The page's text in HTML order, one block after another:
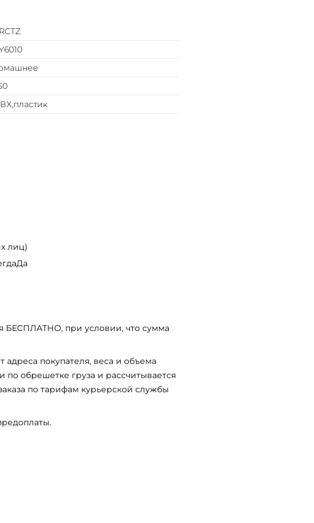
лиц)
БЕСПЛАТНО, при условии, что сумма
адреса покупателя, веса и объема
по обрешетке груза и рассчитывается
по тарифам курьерской службы